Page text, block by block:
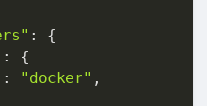
: "docker"